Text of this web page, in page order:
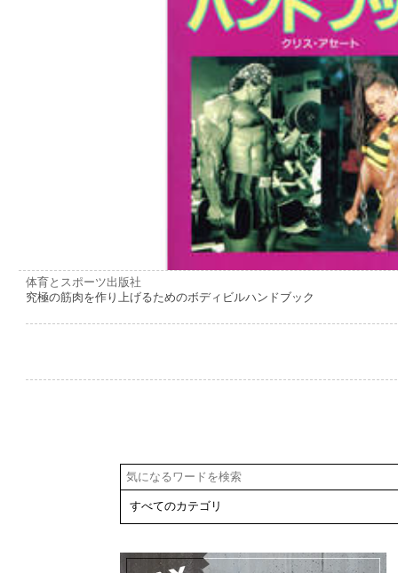
体育とスポーツ出版社
究極の筋肉を作り上げるためのボディビルハンドブック